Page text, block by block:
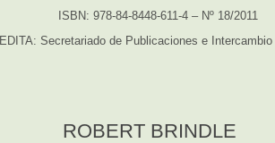
ISBN: 978-84-8448-611-4 – Nº 18/2011
EDITA: Secretariado de Publicaciones e
ROBERT BRINDLE